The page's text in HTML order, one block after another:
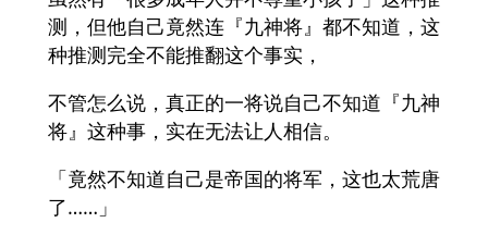
测，但他自己竟然连『九神将』都不知道，这
种推测完全不能推翻这个事实，
不管怎么说，真正的一将说自己不知道『九神
将』这种事，实在无法让人相信。
「竟然不知道自己是帝国的将军，这也太荒唐
了……」